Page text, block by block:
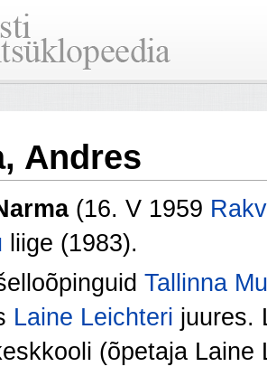
Andres
(16. V 1959
liige (1983).
Tallinna
Laine Leichteri juures.
(õpetaja Laine